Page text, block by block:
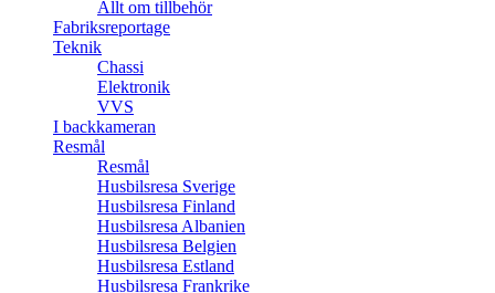
Allt om tillbehör
Fabriksreportage
Teknik
Chassi
Elektronik
VVS
I backkameran
Resmål
Resmål
Husbilsresa Sverige
Husbilsresa Finland
Husbilsresa Albanien
Husbilsresa Belgien
Husbilsresa Estland
Husbilsresa Frankrike